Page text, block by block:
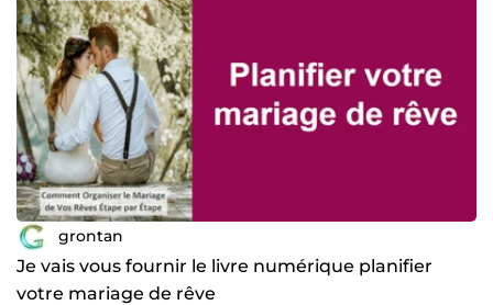
grontan
Je vais vous fournir le livre numérique planifier
votre mariage de rêve